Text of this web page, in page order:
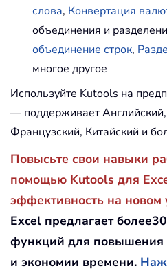
слова, Конвертация
объединения и
объединение строк,
многое другое
Используйте Kutools на
— поддерживает
Французский, Китайский и
Повысьте свои навыки
помощью Kutools для
эффективность на новом
Excel предлагает
функций для повышения
и экономии времени.